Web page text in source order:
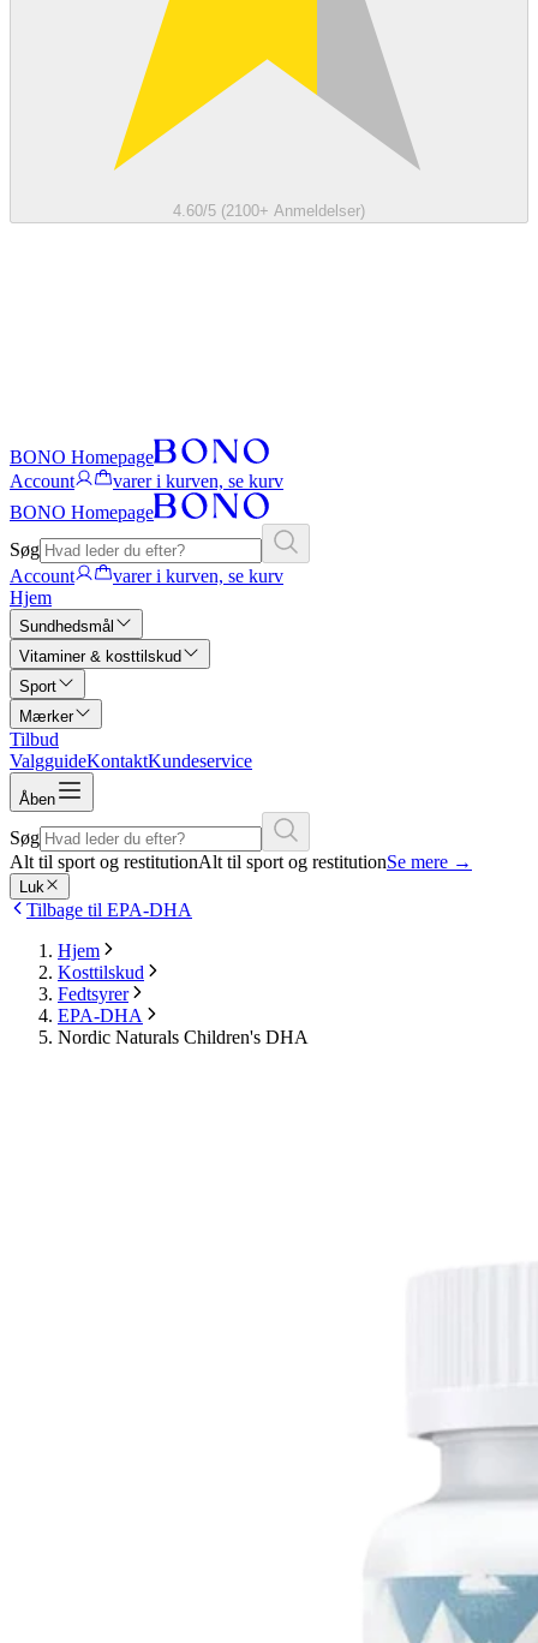
4.60/5 (2100+ Anmeldelser)
BONO Homepage
Account
varer i kurven, se kurv
BONO Homepage
Søg
Account
varer i kurven, se kurv
Hjem
Sundhedsmål
Vitaminer & kosttilskud
Sport
Mærker
Tilbud
ValgguideKontaktKundeservice
Åben
Søg
Alt til sport og restitutionAlt til sport og restitutionSe mere →
Luk
Tilbage til EPA-DHA
Hjem
Kosttilskud
Fedtsyrer
EPA-DHA
Nordic Naturals Children's DHA